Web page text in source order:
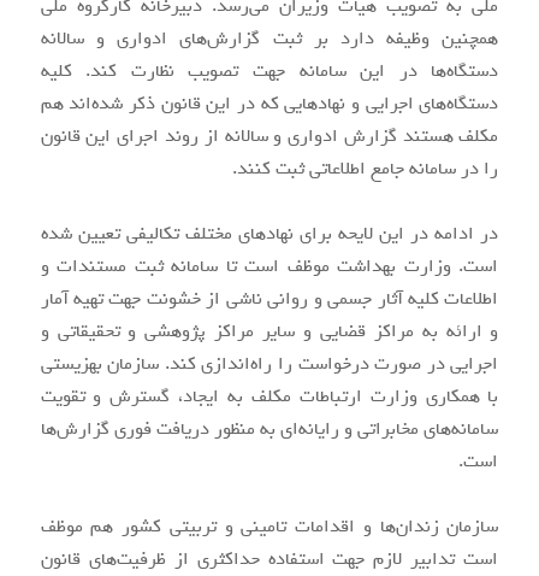
ملی به تصویب هیات وزیران می‌رسد. دبیرخانه کارگروه ملی
همچنین وظیفه دارد بر ثبت گزارش‌های ادواری و سالانه
دستگاه‌ها در این سامانه جهت تصویب نظارت کند. کلیه
دستگاه‌های اجرایی و نهادهایی که در این قانون ذکر شده‌اند هم
مکلف هستند گزارش ادواری و سالانه از روند اجرای این قانون
را در سامانه جامع اطلاعاتی ثبت کنند.
در ادامه در این لایحه برای نهادهای مختلف تکالیفی تعیین شده
است. وزارت بهداشت موظف است تا سامانه ثبت مستندات و
اطلاعات کلیه آثار جسمی و روانی ناشی از خشونت جهت تهیه آمار
و ارائه به مراکز قضایی و سایر مراکز پژوهشی و تحقیقاتی و
اجرایی در صورت درخواست را راه‌اندازی کند. سازمان بهزیستی
با همکاری وزارت ارتباطات مکلف به ایجاد، گسترش و تقویت
سامانه‌های مخابراتی و رایانه‌ای به منظور دریافت فوری گزارش‌ها
است.
سازمان زندان‌ها و اقدامات تامینی و تربیتی کشور هم موظف
است تدابیر لازم جهت استفاده حداکثری از ظرفیت‌های قانون